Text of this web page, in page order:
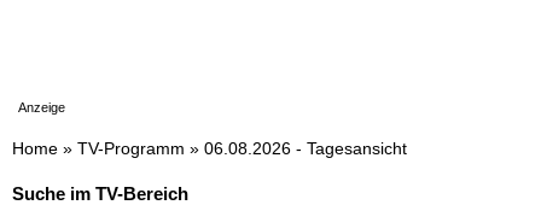
Anzeige
Home » TV-Programm » 06.08.2026 - Tagesansicht
Suche im TV-Bereich